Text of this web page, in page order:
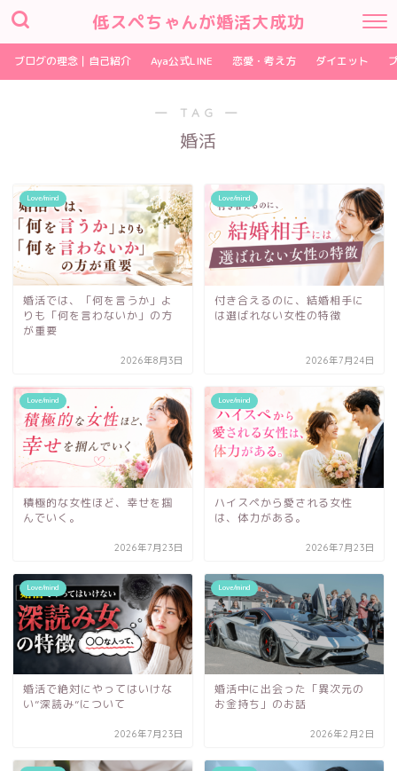
低スペちゃんが婚活大成功
ブログの理念｜自己紹介 Aya公式LINE 恋愛・考え方 ダイエット
― TAG ―
婚活
Love/mind
婚活では、「何を言うか」よ
りも「何を言わないか」の方
が重要
2026年8月3日
Love/mind
付き合えるのに、結婚相手に
は選ばれない女性の特徴
2026年7月24日
Love/mind
積極的な女性ほど、幸せを掴
んでいく。
2026年7月23日
Love/mind
ハイスペから愛される女性
は、体力がある。
2026年7月23日
Love/mind
婚活で絶対にやってはいけな
い”深読み”について
2026年7月23日
Love/mind
婚活中に出会った「異次元の
お金持ち」のお話
2026年2月2日